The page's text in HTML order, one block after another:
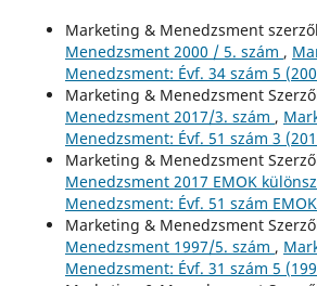
Marketing & Menedzsment
Menedzsment 2000 / 5. szám ,
Menedzsment: Évf. 34 szám 5
Marketing & Menedzsment
Menedzsment 2017/3. szám ,
Menedzsment: Évf. 51 szám 3
Marketing & Menedzsment
Menedzsment 2017 EMOK
Menedzsment: Évf. 51 szám
Marketing & Menedzsment
Menedzsment 1997/5. szám ,
Menedzsment: Évf. 31 szám 5